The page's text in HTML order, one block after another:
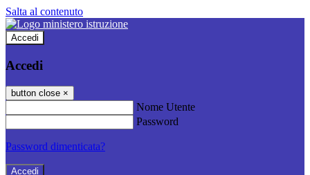
Salta al contenuto
Accedi
Accedi
button close ×
Nome Utente
Password
Password dimenticata?